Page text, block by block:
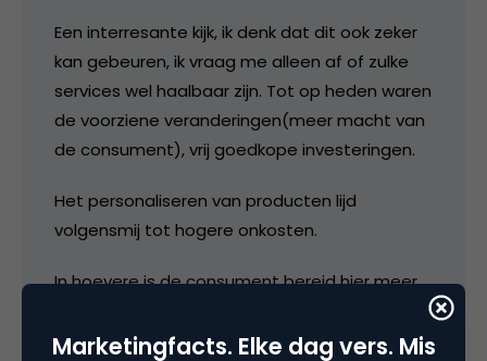
Een interresante kijk, ik denk dat dit ook zeker
kan gebeuren, ik vraag me alleen af of zulke
services wel haalbaar zijn. Tot op heden waren
de voorziene veranderingen(meer macht van
de consument), vrij goedkope investeringen.
Het personaliseren van producten lijd
volgensmij tot hogere onkosten.
In hoevere is de consument bereid hier meer
Marketingfacts. Elke dag vers. Mis